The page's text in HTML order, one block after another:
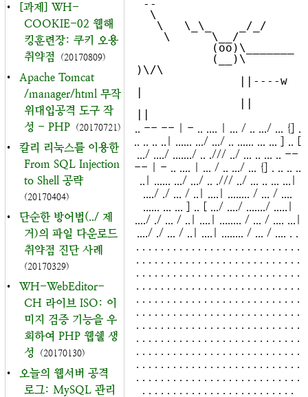
•
[과제] WH-
COOKIE-02 웹해
킹훈련장: 쿠키 오용
취약점
(20170809)
•
Apache Tomcat
/manager/html 무작
위대입공격 도구 작
성 - PHP (20170721)
•
칼리 리눅스를 이용한
From SQL Injection
to Shell 공략
(20170404)
•
단순한 방어법(../ 제
거)의 파일 다운로드
취약점 진단 사례
(20170329)
•
WH-WebEditor-
CH 라이브 ISO: 이
미지 검증 기능을 우
회하여 PHP 웹쉘 생
성
(20170130)
•
오늘의 웹서버 공격
로그: MySQL 관리
)\/\
|
               ||
.. -- -- | - .. .... | ... / .. .../ ... {] .
.. .. .. ..| ...... .../ .../ .. ...... ... ... ] .. [
.../ ..../ ......./ .. ./// ../ ... .. ... .. --
-- | - .. .... | ... / .. .../ ... {] . .. .. ..
..| ...... .../ .../ .. ./// ../ ... .. ... ...|
..../ ./ ... / ..| ....| ........ / ... / ....
...... ... ... ] .. [ .../ ..../ ......./ .....|
..../ ./ ... / ..| ....| ........ / ... / .... ...|
..../ ./ ... / ..| ....| ........ / ... / .... . .
. . . . . . . . . . . . . . . . . . . . . . . . . . .
. . . . . . . . . . . . . . . . . . . . . . . . . . .
. . . . . . . . . . . . . . . . . . . . . . . . . . .
. . . . . . . . . . . . . . . . . . . . . . . . . . .
. . . . . . . . . . . . . . . . . . . . . . . . . . .
. . . . . . . . . . . . . . . . . . . . . . . . . . .
. . . . . . . . . . . . . . . . . . . . . . . . . . .
. . . . . . . . . . . . . . . . . . . . . . . . . . .
. . . . . . . . . . . . . . . . . . . . . . . . . . .
. . . . . . . . . . . . . . . . . . . . . . . . . . .
. . . . . . . . . . . . . . . . . . . . . . . . . . .
. . . . . . . . . . . . . . . . . . . . . . . . .